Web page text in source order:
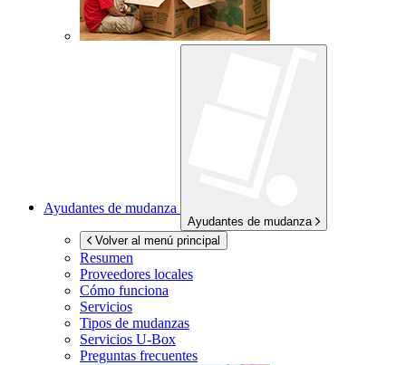
Ayudantes de mudanza
Ayudantes de mudanza
Volver al menú principal
Resumen
Proveedores locales
Cómo funciona
Servicios
Tipos de mudanzas
Servicios U-Box
Preguntas frecuentes